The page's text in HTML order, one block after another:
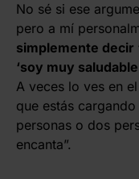
No sé si ese
pero a mí
simplemente decir
‘soy muy
A veces lo ves en
que estás
personas o dos
encanta”.